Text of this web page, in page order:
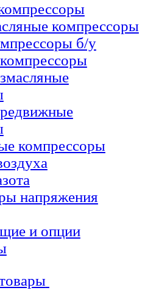
компрессоры
б/у
компрессоры
напряжения
и опции